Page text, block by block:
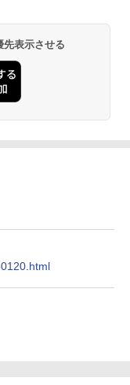
表示させる